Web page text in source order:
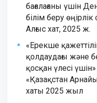
бағалағаны үшін
білім беру
Алғыс хат, 2025 ж.
«Ерекше
қолдаудағы және
қосқан үлесі
«Қазақстан
хаты 2025 жыл